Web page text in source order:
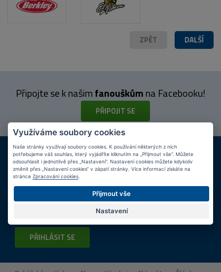
DALŠÍ
ZPĚT
Připojte se k našimfanouškůmna Facebooku!
PŘIPOJIT SE
DOPRAVA ZDARMA
Při nákupu nad 2 000 Kč
KAMENNÉ PRODEJNY
Jsme na trhu více než 10 let
Tipyk nákupu
Napište nám svůj e-mail a my vás budeme informovatmax.
o zajímavých nabídkách!
PŘIHLÁSIT SE
Využíváme soubory cookies
Naše stránky využívají soubory cookies. K používání některých z nich
potřebujeme váš souhlas, který vyjádříte kliknutím na „Přijmout vše“. Můžete
odsouhlasit i jednotlivě přes „Nastavení“. Nastavení cookies můžete kdykoliv
změnit přes „Nastavení cookies“ v zápatí stránky. Více informací získáte na
stránce Zpracování cookies
Přijmout vše
Nastavení